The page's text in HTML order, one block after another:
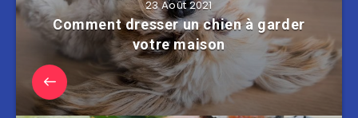
23 Août 2021
Comment dresser un chien à garder
votre maison